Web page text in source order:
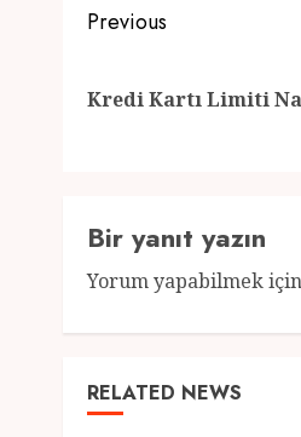
Post
Previous
Kredi Kartı Limiti
Bir yanıt yazın
Yorum yapabilmek için
RELATED NEWS